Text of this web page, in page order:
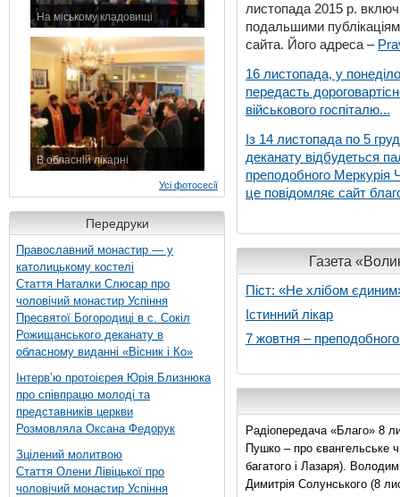
На міському кладовищі
В обласній лікарні
Усі фотосесії
Передруки
Православний монастир — у
католицькому костелі
Стаття Наталки Слюсар про
чоловічий монастир Успіння
Пресвятої Богородиці в с. Сокіл
Рожищанського деканату в
обласному виданні «Вісник і Ко»
Інтерв’ю протоієрея Юрія Близнюка
про співпрацю молоді та
представників церкви
Розмовляла Оксана Федорук
Зцілений молитвою
Стаття Олени Лівіцької про
чоловічий монастир Успіння
листопада 2015 р.
подальшими
сайта. Його адреса –
16 листопада, у
передасть
військового госпіталю...
Із 14 листопада по 5
деканату відбудеться
преподобного Меркурія
це повідомляє сайт
Газета
Піст: «Не хлібом
Істинний лікар
7 жовтня –
Радіопередача «Благо» 8
Пушко – про євангельське
багатого і Лазаря).
Димитрія Солунського (8